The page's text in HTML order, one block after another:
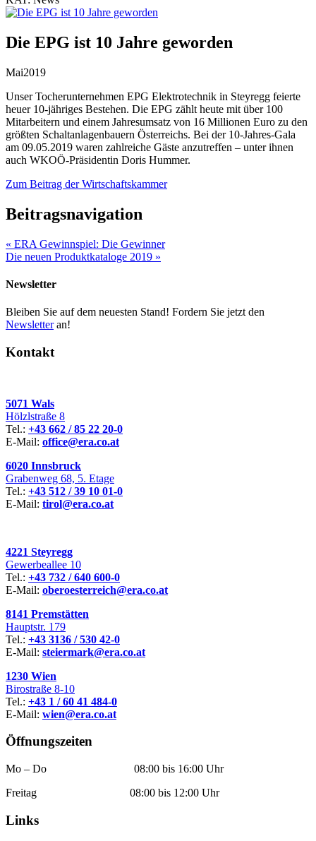
Die EPG ist 10 Jahre geworden
Mai2019
Unser Tocherunternehmen EPG Elektrotechnik in Steyregg feierte
heuer 10-jähriges Bestehen. Die EPG zählt heute mit über 100
Mitarbeitern und einem Jahresumsatz von 16 Millionen Euro zu den
größten Schaltanlagenbauern Österreichs. Bei der 10-Jahres-Gala
am 09.05.2019 waren zahlreiche Gäste anzutreffen – unter ihnen
auch WKOÖ-Präsidentin Doris Hummer.
Zum Beitrag der Wirtschaftskammer
Beitragsnavigation
« ERA Gewinnspiel: Die Gewinner
Die neuen Produktkataloge 2019 »
Newsletter
Bleiben Sie auf dem neuesten Stand! Fordern Sie jetzt den
Newsletteran!
Kontakt
5071 Wals
Hölzlstraße 8
Tel.: +43 662 / 85 22 20-0
E-Mail: office@era.co.at
6020 Innsbruck
Grabenweg 68, 5. Etage
Tel.: +43 512 / 39 10 01-0
E-Mail: tirol@era.co.at
4221 Steyregg
Gewerbeallee 10
Tel.: +43 732 / 640 600-0
E-Mail: oberoesterreich@era.co.at
8141 Premstätten
Hauptstr. 179
Tel.: +43 3136 / 530 42-0
E-Mail: steiermark@era.co.at
1230 Wien
Birostraße 8-10
Tel.: +43 1 / 60 41 484-0
E-Mail: wien@era.co.at
Öffnungszeiten
Mo – Do 08:00 bis 16:00 Uhr
Freitag 08:00 bis 12:00 Uhr
Links